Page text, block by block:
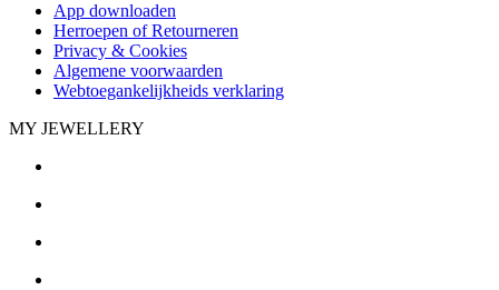
App downloaden
Herroepen of Retourneren
Privacy & Cookies
Algemene voorwaarden
Webtoegankelijkheids verklaring
MY JEWELLERY